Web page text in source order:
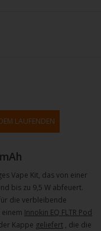
LAUFENDEN
Vape Kit, das von einer
bis zu 9,5 W abfeuert.
die verbleibende
einem Innokin EQ FLTR Pod
Kappe geliefert , die die